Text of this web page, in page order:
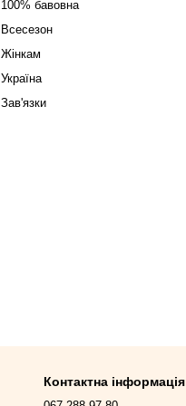
100% бавовна
Всесезон
Жінкам
Україна
Зав'язки
Контактна інформація